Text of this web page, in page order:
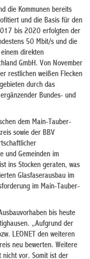
die Kommunen bereits
und die Basis für den
bis 2020 erfolgten der
50 Mbit/s und die
direkten
GmbH. Von November
restlichen weißen Flecken
durch das
Bundes- und
dem Main-Tauber-
sowie der BBV
und Gemeinden im
ins Stocken geraten, was
Glasfaserausbau im
im Main-Tauber-
bis heute
„Aufgrund der
LEONET den weiteren
neu bewerten. Weitere
nicht vor. Somit ist der